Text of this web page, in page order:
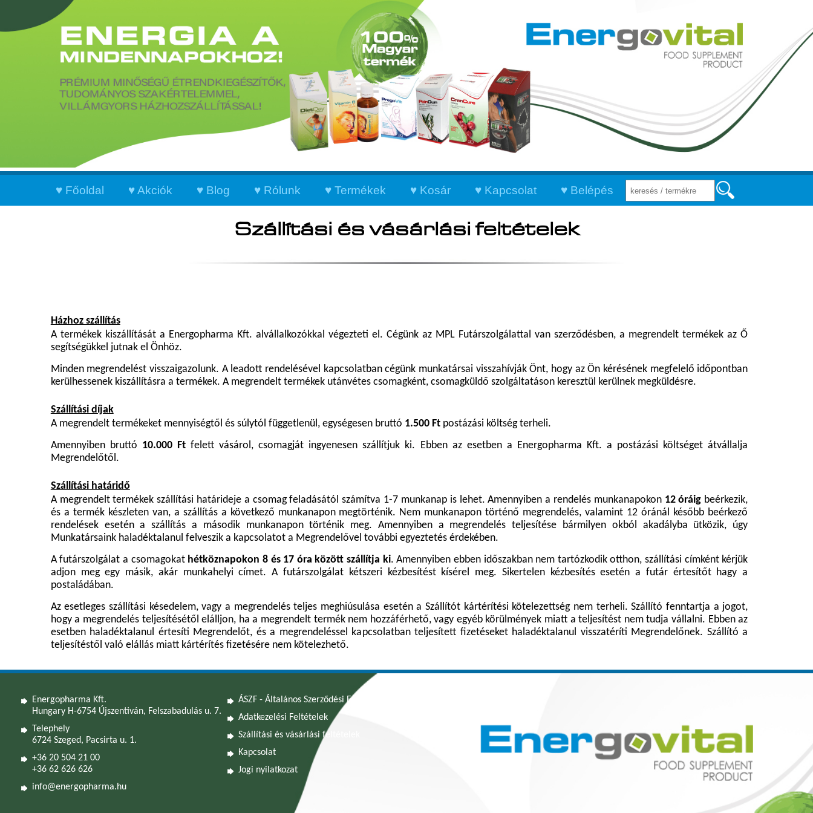
Főoldal Akciók Blog Rólunk Termékek Kosár Kapcsolat Belépés
Szállítási és vásárlási feltételek
Házhoz szállítás
A termékek kiszállítását a Energopharma Kft. alvállalkozókkal végezteti el. Cégünk az MPL Futárszolgálattal van szerződésben, a megrendelt termékek az Ő
segítségükkel jutnak el Önhöz.
Minden megrendelést visszaigazolunk. A leadott rendelésével kapcsolatban cégünk munkatársai visszahívják Önt, hogy az Ön kérésének megfelelő időpontban
kerülhessenek kiszállításra a termékek. A megrendelt termékek utánvétes csomagként, csomagküldő szolgáltatáson keresztül kerülnek megküldésre.
Szállítási díjak
A megrendelt termékeket mennyiségtől és súlytól függetlenül, egységesen bruttó 1.500 Ftpostázási költség terheli.
Amennyiben bruttó 10.000 Ft felett vásárol, csomagját ingyenesen szállítjuk ki. Ebben az esetben a Energopharma Kft. a postázási költséget átvállalja
Megrendelőtől.
Szállítási határidő
A megrendelt termékek szállítási határideje a csomag feladásától számítva 1-7 munkanap is lehet. Amennyiben a rendelés munkanapokon 12 óráig beérkezik,
és a termék készleten van, a szállítás a következő munkanapon megtörténik. Nem munkanapon történő megrendelés, valamint 12 óránál később beérkező
rendelések esetén a szállítás a második munkanapon történik meg. Amennyiben a megrendelés teljesítése bármilyen okból akadályba ütközik, úgy
Munkatársaink haladéktalanul felveszik a kapcsolatot a Megrendelővel további egyeztetés érdekében.
A futárszolgálat a csomagokat hétköznapokon 8 és 17 óra között szállítja ki. Amennyiben ebben időszakban nem tartózkodik otthon, szállítási címként kérjük
adjon meg egy másik, akár munkahelyi címet. A futárszolgálat kétszeri kézbesítést kísérel meg. Sikertelen kézbesítés esetén a futár értesítőt hagy a
postaládában.
Az esetleges szállítási késedelem, vagy a megrendelés teljes meghiúsulása esetén a Szállítót kártérítési kötelezettség nem terheli. Szállító fenntartja a jogot,
hogy a megrendelés teljesítésétől elálljon, ha a megrendelt termék nem hozzáférhető, vagy egyéb körülmények miatt a teljesítést nem tudja vállalni. Ebben az
esetben haladéktalanul értesíti Megrendelőt, és a megrendeléssel kapcsolatban teljesített fizetéseket haladéktalanul visszatéríti Megrendelőnek. Szállító a
teljesítéstől való elállás miatt kártérítés fizetésére nem kötelezhető.
Energopharma Kft.
Hungary H-6754 Újszentiván, Felszabadulás u. 7.
Telephely
6724 Szeged, Pacsirta u. 1.
+36 20 504 21 00
+36 62 626 626
info@energopharma.hu
ÁSZF - Általános Szerződési Feltételek
Adatkezelési Feltételek
Szállítási és vásárlási feltételek
Kapcsolat
Jogi nyilatkozat